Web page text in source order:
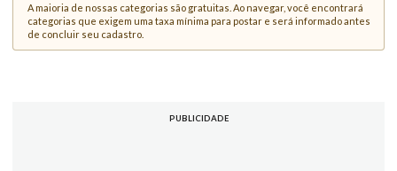
A maioria de nossas categorias são gratuitas. Ao navegar, você encontrará
categorias que exigem uma taxa mínima para postar e será informado antes
de concluir seu cadastro.
PUBLICIDADE